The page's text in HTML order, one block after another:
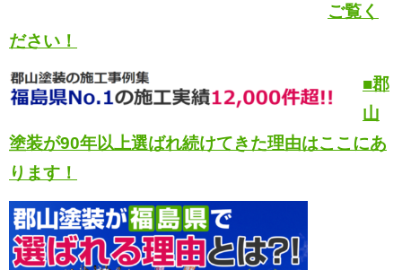
ご覧く
ださい！
■郡
山
塗装が90年以上選ばれ続けてきた理由はここにあ
ります！